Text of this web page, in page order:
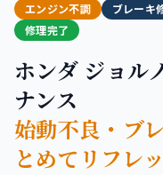
エンジン不調 ブレーキ
修理完了
ホンダ ジョル
ナンス
始動不良・ブ
とめてリフレ